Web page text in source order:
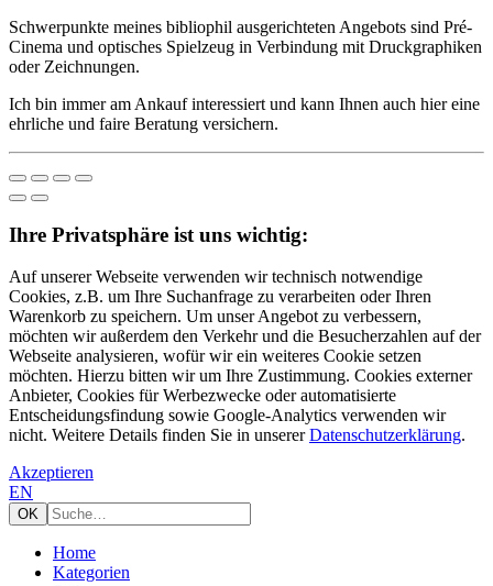
Schwerpunkte meines bibliophil ausgerichteten Angebots sind Pré-
Cinema und optisches Spielzeug in Verbindung mit Druckgraphiken
oder Zeichnungen.
Ich bin immer am Ankauf interessiert und kann Ihnen auch hier eine
ehrliche und faire Beratung versichern.
Ihre Privatsphäre ist uns wichtig:
Auf unserer Webseite verwenden wir technisch notwendige
Cookies, z.B. um Ihre Suchanfrage zu verarbeiten oder Ihren
Warenkorb zu speichern. Um unser Angebot zu verbessern,
möchten wir außerdem den Verkehr und die Besucherzahlen auf der
Webseite analysieren, wofür wir ein weiteres Cookie setzen
möchten. Hierzu bitten wir um Ihre Zustimmung. Cookies externer
Anbieter, Cookies für Werbezwecke oder automatisierte
Entscheidungsfindung sowie Google-Analytics verwenden wir
nicht. Weitere Details finden Sie in unsererDatenschutzerklärung.
Akzeptieren
EN
Home
Kategorien